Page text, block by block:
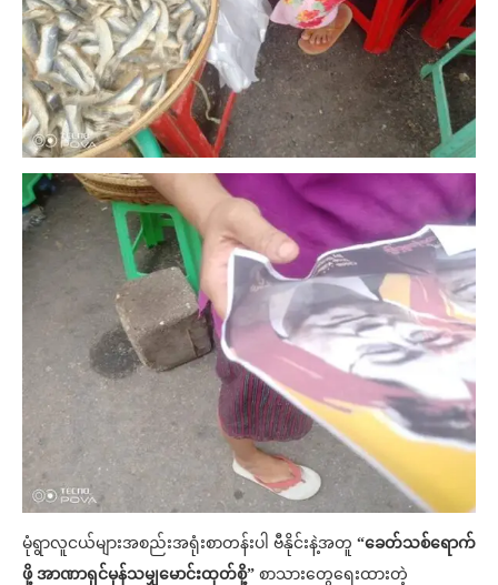
မုံရွာလူငယ်များအစည်းအရုံးစာတန်းပါ ဗီနိုင်းနဲ့အတူ “ခေတ်သစ်ရောက်
ဖို့ အာဏာရှင်မှန်သမျှမောင်းထုတ်စို့” စာသားတွေရေးထားတဲ့